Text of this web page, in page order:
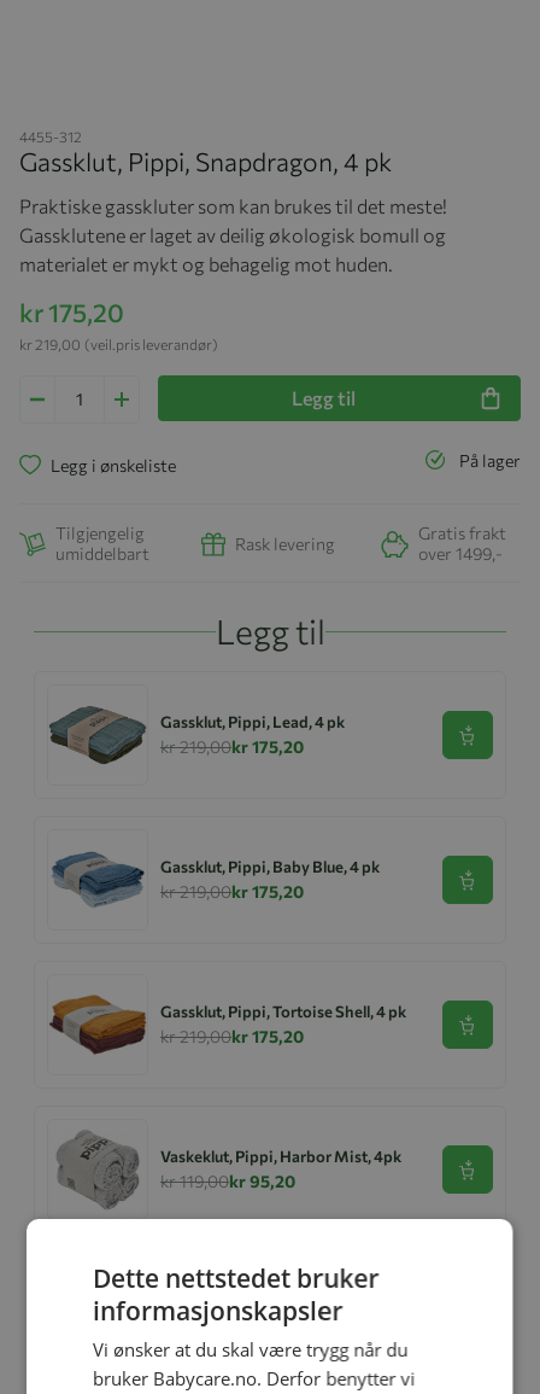
4455-312
Gassklut, Pippi, Snapdragon, 4 pk
Praktiske gasskluter som kan brukes til det meste!
Gassklutene er laget av deilig økologisk bomull og
materialet er mykt og behagelig mot huden.
kr 175,20
(veil.pris leverandør)
kr 219,00
Legg til
På lager
Legg i ønskeliste
Tilgjengelig
umiddelbart
Rask levering
Gratis frakt
over 1499,-
Legg til
Gassklut, Pippi, Lead, 4 pk
kr 219,00kr 175,20 Se
Gassklut, Pippi, Baby Blue, 4 pk
kr 219,00kr 175,20 Se
Gassklut, Pippi, Tortoise Shell, 4 pk
kr 219,00kr 175,20 Se
Vaskeklut, Pippi, Harbor Mist, 4pk
kr 119,00kr 95,20 Se
Pippi Vaskeklut 4pk, Rainy Day
kr 119,00kr 95,20
Dette nettstedet bruker
informasjonskapsler
Vi ønsker at du skal være trygg når du
bruker Babycare.no. Derfor benytter vi